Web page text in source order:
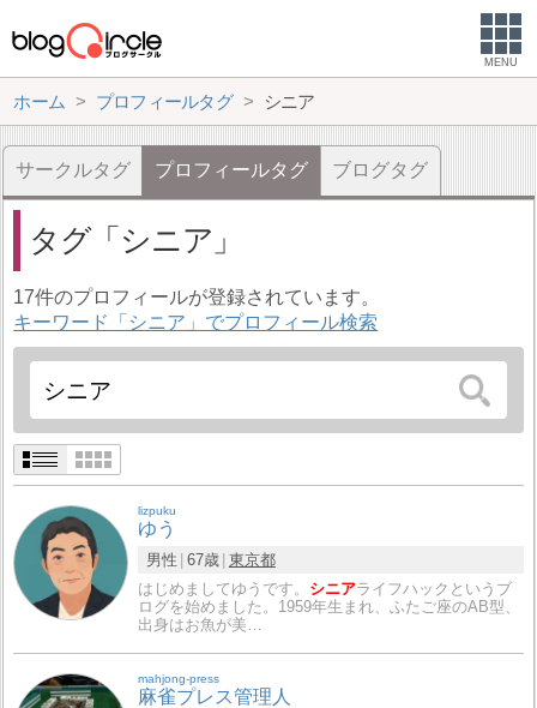
MENU
ホーム プロフィールタグ シニア
サークルタグ プロフィールタグ ブログタグ
タグ シニア
17件のプロフィールが登録されています。
キーワード「シニア」でプロフィール検索
lizpuku
ゆう
男性 67歳 東京都
はじめましてゆうです。 シニアライフハックというブ
ログを始めました。1959年生まれ、ふたご座のAB型、
出身はお魚が美…
mahjong-press
麻雀プレス管理人